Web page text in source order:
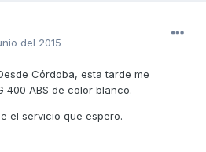
del 2015
Córdoba, esta tarde me
400 ABS de color blanco.
el servicio que espero.